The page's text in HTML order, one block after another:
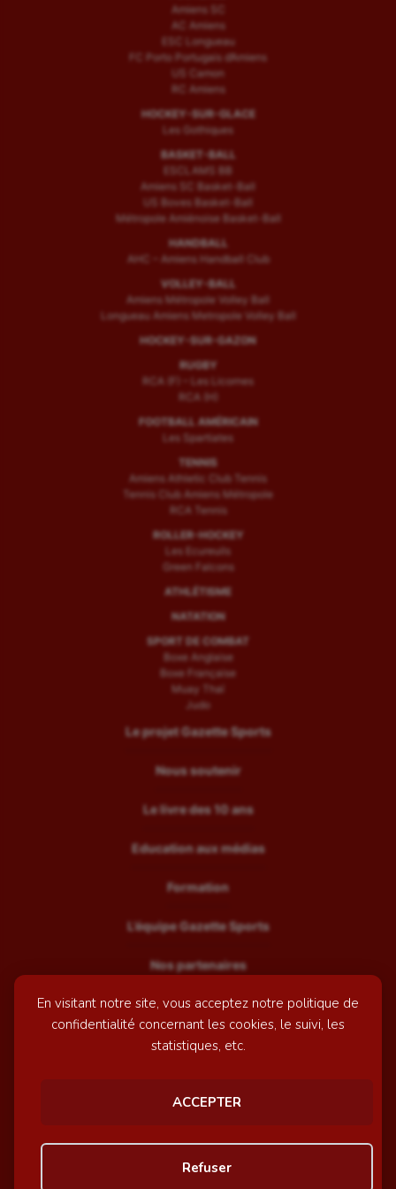
En visitant notre site, vous acceptez notre politique de
confidentialité concernant les cookies, le suivi, les
statistiques, etc.
ACCEPTER
Refuser
Amiens SC
AC Amiens
ESC Longueau
FC Porto Portugais d’Amiens
US Camon
RC Amiens
HOCKEY-SUR-GLACE
Les Gothiques
BASKET-BALL
ESCLAMS BB
Amiens SC Basket-Ball
US Boves Basket-Ball
Métropole Amiénoise Basket-Ball
HANDBALL
AHC – Amiens Handball Club
VOLLEY-BALL
Amiens Métropole Volley Ball
Longueau Amiens Metropole Volley Ball
HOCKEY-SUR-GAZON
RUGBY
RCA (F) – Les Licornes
RCA (H)
FOOTBALL AMÉRICAIN
Les Spartiates
TENNIS
Amiens Athletic Club Tennis
Tennis Club Amiens Métropole
RCA Tennis
ROLLER-HOCKEY
Les Ecureuils
Green Falcons
ATHLÉTISME
NATATION
SPORT DE COMBAT
Boxe Anglaise
Boxe Française
Muay Thaï
Judo
Le projet Gazette Sports
Nous soutenir
Le livre des 10 ans
Education aux médias
Formation
L’équipe Gazette Sports
Nos partenaires
Recrutement
Mentions légales
© GazetteSports - 2026 | Site internet réalisé par
Awelty